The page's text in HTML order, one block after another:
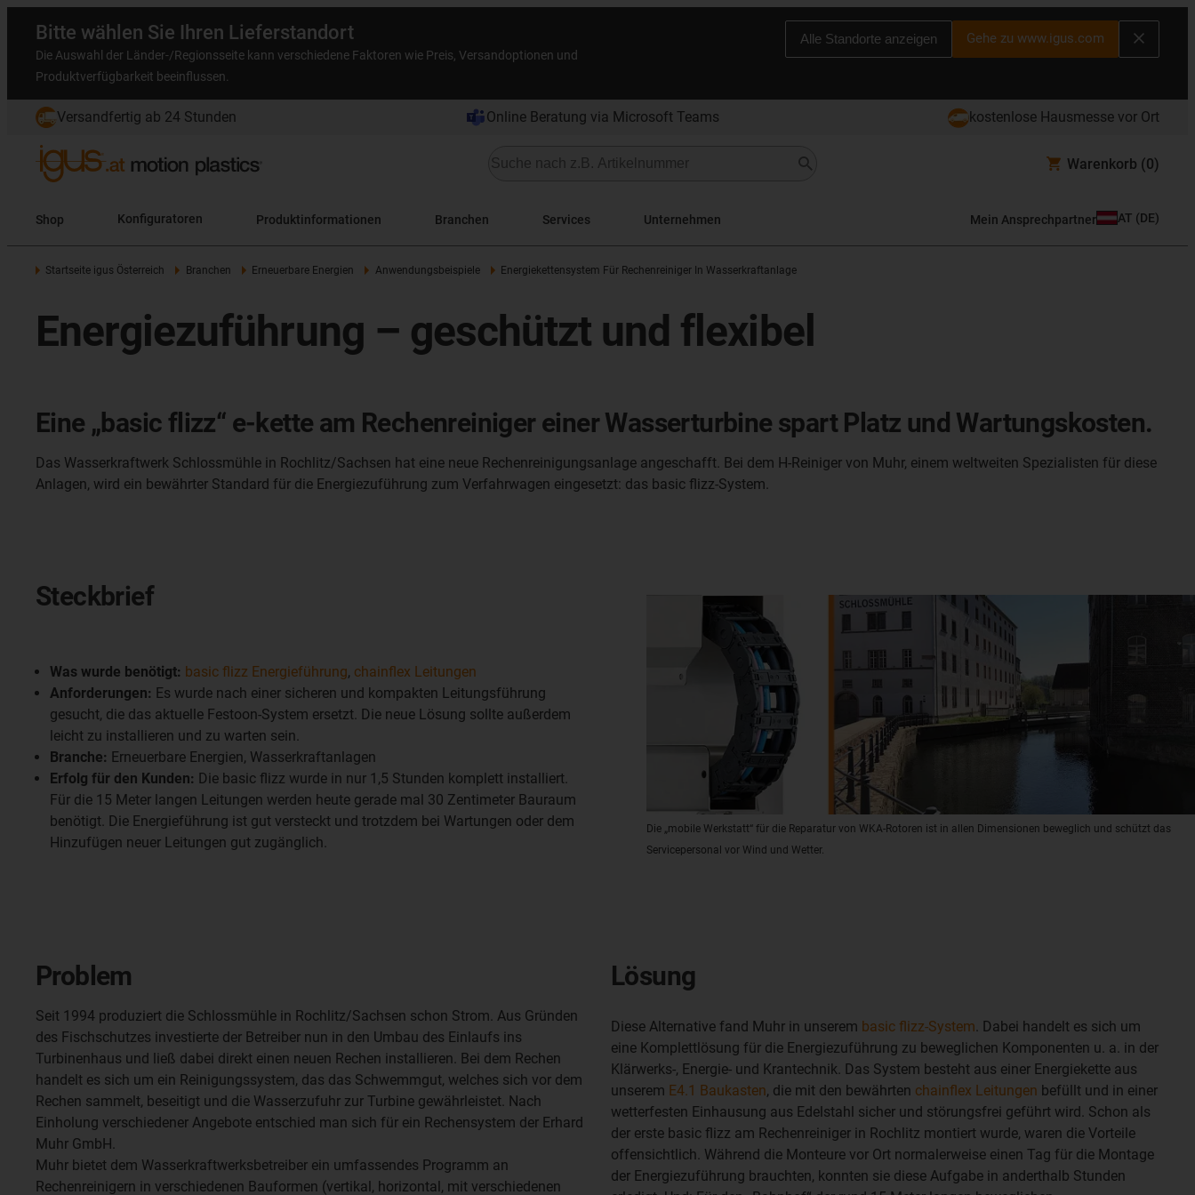
Bitte wählen Sie Ihren Lieferstandort
Die Auswahl der Länder-/Regionsseite kann verschiedene Faktoren wie Preis, Versandoptionen und
Produktverfügbarkeit beeinflussen.
Alle Standorte anzeigen Gehe zu www.igus.com
Versandfertig ab 24 Stunden Online Beratung via Microsoft Teams kostenlose Hausmesse vor Ort
Warenkorb (0)
Shop Konfiguratoren Produktinformationen Branchen Services Unternehmen Mein Ansprechpartner AT (DE)
Startseite igus Österreich Branchen Erneuerbare Energien Anwendungsbeispiele Energiekettensystem Für Rechenreiniger In Wasserkraftanlage
Energiezuführung – geschützt und flexibel
Eine „basic flizz“ e-kette am Rechenreiniger einer Wasserturbine spart Platz und Wartungskosten.
Das Wasserkraftwerk Schlossmühle in Rochlitz/Sachsen hat eine neue Rechenreinigungsanlage angeschafft. Bei dem H-Reiniger von Muhr, einem weltweiten Spezialisten für diese
Anlagen, wird ein bewährter Standard für die Energiezuführung zum Verfahrwagen eingesetzt: das basic flizz-System.
Steckbrief
Was wurde benötigt: basic flizz Energieführung, chainflex Leitungen
Anforderungen: Es wurde nach einer sicheren und kompakten Leitungsführung
gesucht, die das aktuelle Festoon-System ersetzt. Die neue Lösung sollte außerdem
leicht zu installieren und zu warten sein.
Branche: Erneuerbare Energien, Wasserkraftanlagen
Erfolg für den Kunden: Die basic flizz wurde in nur 1,5 Stunden komplett installiert.
Für die 15 Meter langen Leitungen werden heute gerade mal 30 Zentimeter Bauraum
benötigt. Die Energieführung ist gut versteckt und trotzdem bei Wartungen oder dem
Hinzufügen neuer Leitungen gut zugänglich.
Die „mobile Werkstatt“ für die Reparatur von WKA-Rotoren ist in allen Dimensionen beweglich und schützt das
Servicepersonal vor Wind und Wetter.
Problem
Seit 1994 produziert die Schlossmühle in Rochlitz/Sachsen schon Strom. Aus Gründen
des Fischschutzes investierte der Betreiber nun in den Umbau des Einlaufs ins
Turbinenhaus und ließ dabei direkt einen neuen Rechen installieren. Bei dem Rechen
handelt es sich um ein Reinigungssystem, das das Schwemmgut, welches sich vor dem
Rechen sammelt, beseitigt und die Wasserzufuhr zur Turbine gewährleistet. Nach
Einholung verschiedener Angebote entschied man sich für ein Rechensystem der Erhard
Muhr GmbH.
Muhr bietet dem Wasserkraftwerksbetreiber ein umfassendes Programm an
Rechenreinigern in verschiedenen Bauformen (vertikal, horizontal, mit verschiedenen
Lösung
Diese Alternative fand Muhr in unserem basic flizz-System . Dabei handelt es sich um
eine Komplettlösung für die Energiezuführung zu beweglichen Komponenten u. a. in der
Klärwerks-, Energie- und Krantechnik. Das System besteht aus einer Energiekette aus
unserem E4.1 Baukasten, die mit den bewährten chainflex Leitungen befüllt und in einer
wetterfesten Einhausung aus Edelstahl sicher und störungsfrei geführt wird. Schon als
der erste basic flizz am Rechenreiniger in Rochlitz montiert wurde, waren die Vorteile
offensichtlich. Während die Monteure vor Ort normalerweise einen Tag für die Montage
der Energiezuführung brauchten, konnten sie diese Aufgabe in anderthalb Stunden